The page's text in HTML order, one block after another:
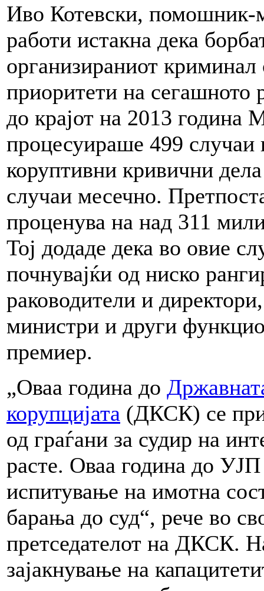
Иво Котевски, помошник-
работи истакна дека
организираниот криминал
приоритети на
до крајот на 2013
процесуираше 499
коруптивни кривични
случаи месечно.
проценува на над 311
Тој додаде дека во овие
почнувајќи од ниско
раководители и
министри и други
премиер.
„Оваа година до
корупцијата (ДКСК) се
од граѓани за судир на
расте. Оваа година до
испитување на имотна
барања до суд“, рече во
претседателот на ДКСК.
зајакнување на